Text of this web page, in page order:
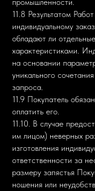
11.8 Результатом
индивидуальному
обладают ли
характеристиками.
на основании
уникального
запроса.
11.9 Покупатель
оплатить его.
11.10. В случае
им лицом) неверных
изготовления
ответственности за
размеру запястья
ношения или